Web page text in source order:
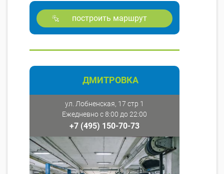
построить маршрут
ДМИТРОВКА
ул. Лобненская, 17 стр 1
Ежедневно с 8:00 до 22:00
+7 (495) 150-70-73